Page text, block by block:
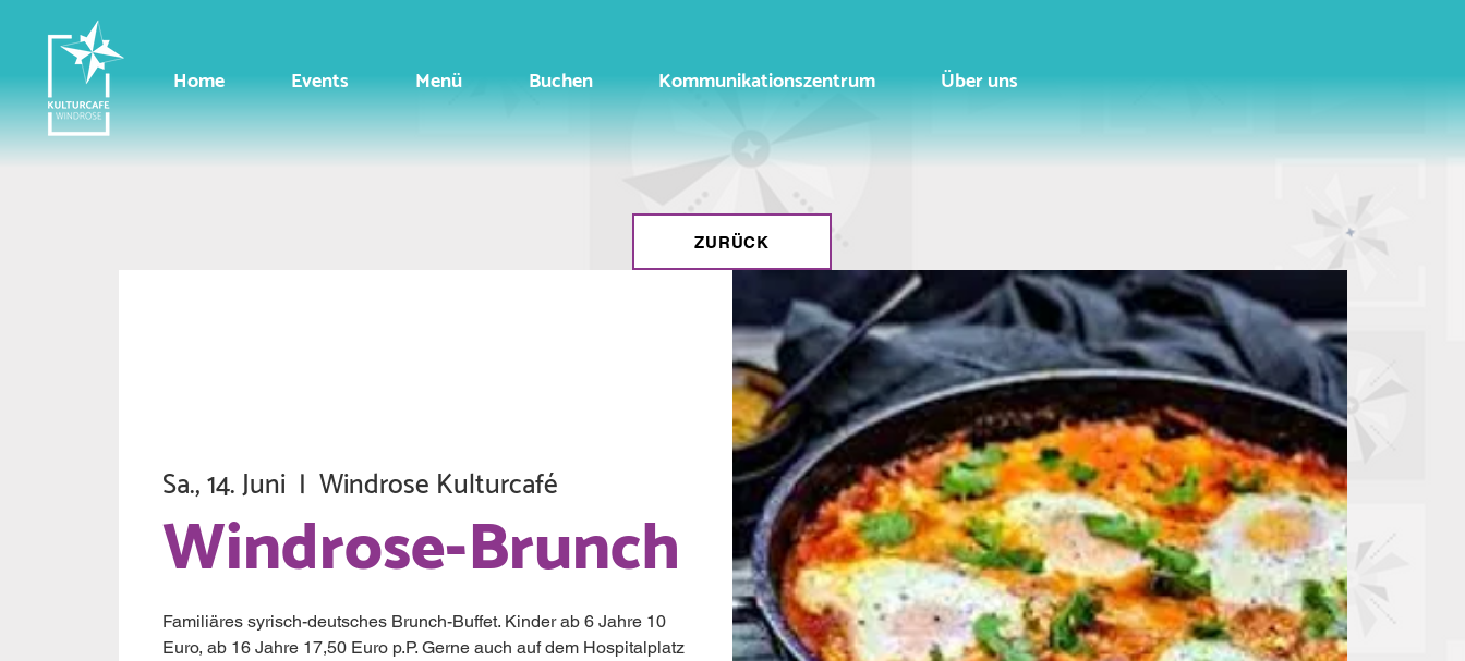
Home Events Menü Buchen Kommunikationszentrum Über uns
ZURÜCK
Sa., 14. Juni
  |
Windrose Kulturcafé
Windrose-Brunch
Familiäres syrisch-deutsches Brunch-Buffet. Kinder ab 6 Jahre 10
Euro, ab 16 Jahre 17,50 Euro p.P. Gerne auch auf dem Hospitalplatz